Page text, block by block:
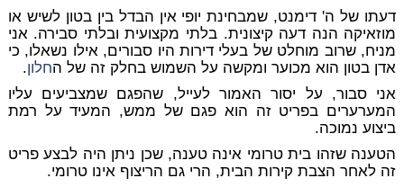
דעתו של ה' דימנט, שמבחינת יופי אין הבדל בין בטון לשיש או
מוזאיקה הנה דעה קיצונית. בלתי מקצועית ובלתי סבירה. אני
מניח, שרוב מוחלט של בעלי דירות היו סבורים, אילו נשאלו, כי
אדן בטון הוא מכוער ומקשה על השמוש בחלק זה של החלון.
אני סבור, על יסור האמור לעייל, שהפגם שמצביעים עליו
המערערים בפריט זה הוא פגם של ממש, המעיד על רמת
ביצוע נמוכה.
הטענה שזהו בית טרומי אינה טענה, שכן ניתן היה לבצע פריט
זה לאחר הצבת קירות הבית, הרי גם הריצוף אינו טרומי.